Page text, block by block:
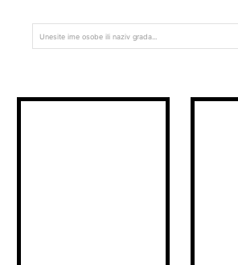
Unesite ime osobe ili naziv grada...